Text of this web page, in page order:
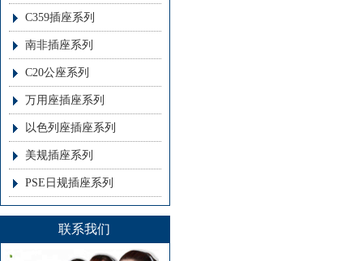
C359插座系列
南非插座系列
C20公座系列
万用座插座系列
以色列座插座系列
美规插座系列
PSE日规插座系列
联系我们